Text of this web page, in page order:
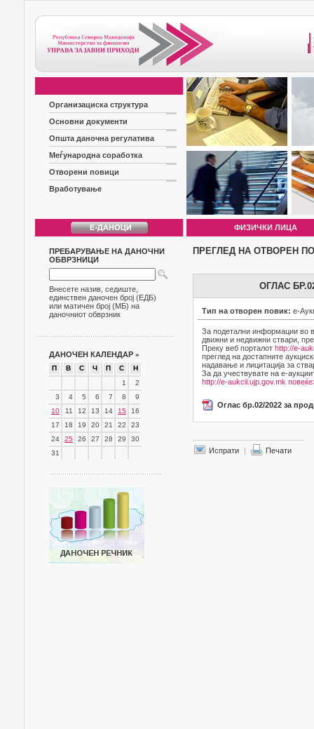
Организациска структура
Основни документи
Општа даночна регулатива
Меѓународна соработка
Отворени повици
Вработување
ФИЗИЧКИ ЛИЦА
ПРЕБАРУВАЊЕ НА ДАНОЧНИ
ОБВРЗНИЦИ
Внесете назив, седиште,
единствен даночен број (ЕДБ)
или матичен број (МБ) на
даночниот обврзник
ДАНОЧЕН КАЛЕНДАР »
П В С Ч П С
Н
1
2
3
4 5 6 7 8
9
10
11 12 13 14 15
16
17
18 19 20 21 22
23
24
25 26 27 28 29
30
31
ПРЕГЛЕД НА ОТВОРЕН
ОГЛАС
Тип на отворен повик: е-
За подетални информации во
движни и недвижни ствари,
Преку веб порталот http://e-
преглед на достапните
надавање и лицитација за
За да учествувате на е-
http://e-aukcii.ujp.gov.mk
Оглас бр.02/2022 за
Испрати | Печати